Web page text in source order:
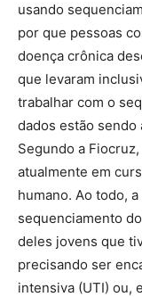
usando
por que pessoas
doença crônica
que levaram
trabalhar com o
dados estão sendo
Segundo a
atualmente em
humano. Ao todo,
sequenciamento
deles jovens que
precisando ser
intensiva (UTI) ou,